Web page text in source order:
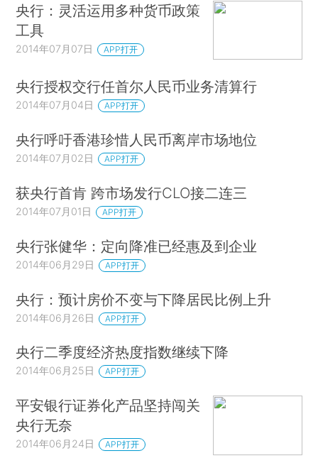
央行：灵活运用多种货币政策
工具
2014年07月07日 APP打开
央行授权交行任首尔人民币业务清算行
2014年07月04日 APP打开
央行呼吁香港珍惜人民币离岸市场地位
2014年07月02日 APP打开
获央行首肯 跨市场发行CLO接二连三
2014年07月01日 APP打开
央行张健华：定向降准已经惠及到企业
2014年06月29日 APP打开
央行：预计房价不变与下降居民比例上升
2014年06月26日 APP打开
央行二季度经济热度指数继续下降
2014年06月25日 APP打开
平安银行证券化产品坚持闯关
央行无奈
2014年06月24日 APP打开